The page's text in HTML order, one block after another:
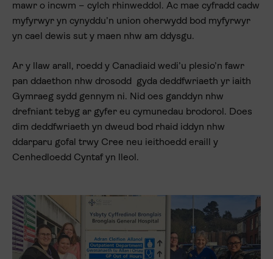
mawr o incwm – cylch rhinweddol. Ac mae cyfradd cadw
myfyrwyr yn cynyddu’n union oherwydd bod myfyrwyr
yn cael dewis sut y maen nhw am ddysgu.
Ar y llaw arall, roedd y Canadiaid wedi’u plesio’n fawr
pan ddaethon nhw drosodd gyda deddfwriaeth yr iaith
Gymraeg sydd gennym ni. Nid oes ganddyn nhw
drefniant tebyg ar gyfer eu cymunedau brodorol. Does
dim deddfwriaeth yn dweud bod rhaid iddyn nhw
ddarparu gofal trwy Cree neu ieithoedd eraill y
Cenhedloedd Cyntaf yn lleol.